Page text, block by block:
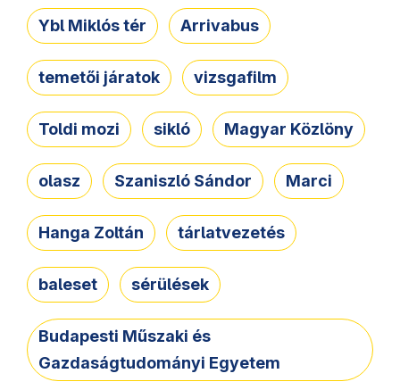
Ybl Miklós tér Arrivabus
temetői járatok vizsgafilm
Toldi mozi sikló Magyar Közlöny
olasz Szaniszló Sándor Marci
Hanga Zoltán tárlatvezetés
baleset sérülések
Budapesti Műszaki és
Gazdaságtudományi Egyetem